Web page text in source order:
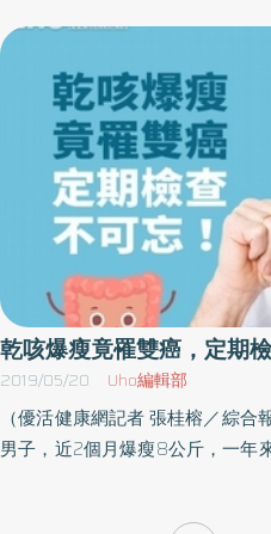
程演進而出現不同的症狀，皮膚
浮腫期、硬化期及萎縮期。雷諾
發紫、發紅三色變化之雷諾氏現
發白，爾後組織缺氧而發紫，當
身進行性硬化症」可能在兩年內
「浮腫期」，而「局部型全身進
達五年、十年或更長時間才會
諾氏現象，直接進入浮腫期，且
進行性硬化症，此類患者病情更
者手指、腳趾、手背、足背浮腫
部皮膚也會浮腫繃緊，有時患部
重之浮腫常見於「廣泛型全身進
行性硬化症」之浮腫期較不明
遠端往上開始硬化，常見膚色變
乾咳，且肺功能無法恢復到正
者，因為肺纖維化往往是導致死
學醫學院免疫學研究所許秉寧教
免疫疾病，依疾病影響部位和範
皮症。局部性硬皮症患者身上僅
硬皮症則會影響大片皮膚。許
顯，所以會被大家留意，忽略
肺動脈高壓與間質性肺病；其中
維化。高達五成以上的硬皮症患
炎，當發炎進展到後期便會產生
乾咳微喘應警覺硬皮症進展雖然
疾病。初期併發間質性肺病的
冒，或是體力下降。併發肺部
著是運動時呼吸困難，直至肺纖
氣不接下氣，日常生活無法自理
建議患者可主動與醫師溝通安排
乾咳爆瘦竟罹雙癌，定期
2019/05/20 Uho編輯部
（優活健康網記者 張桂榕／綜
男子，近2個月爆瘦8公斤，一年